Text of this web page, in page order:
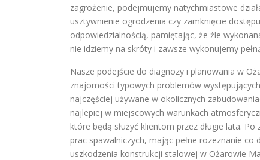
zagrożenie, podejmujemy natychmiastowe
usztywnienie ogrodzenia czy zamknięcie
odpowiedzialnością, pamiętając, że źle
nie idziemy na skróty i zawsze wykonujemy
Nasze podejście do diagnozy i planowania w
znajomości typowych problemów
najczęściej używane w okolicznych
najlepiej w miejscowych warunkach
które będą służyć klientom przez długie lata.
prac spawalniczych, mając pełne rozeznanie
uszkodzenia konstrukcji stalowej w Ożarowie